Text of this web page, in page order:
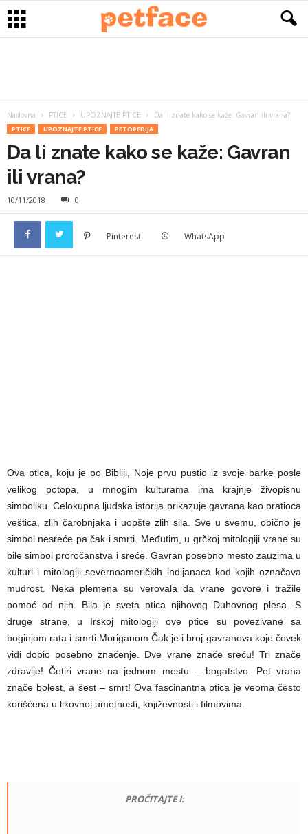
Naslovna PTICE UPOZNAJTE PTICE Da li znate kako se kaže: Gavran ili vrana?
PTICE UPOZNAJTE PTICE PETOPEDIJA
Da li znate kako se kaže: Gavran
ili vrana?
10/11/2018 0
Pinterest WhatsApp
Ova ptica, koju je po Bibliji, Noje prvu pustio iz svoje barke posle
velikog potopa, u mnogim kulturama ima krajnje živopisnu
simboliku. Celokupna ljudska istorija prikazuje gavrana kao pratioca
veštica, zlih čarobnjaka i uopšte zlih sila. Sve u svemu, obično je
simbol nesreće pa čak i smrti. Međutim, u grčkoj mitologiji vrane su
bile simbol proročanstva i sreće. Gavran posebno mesto zauzima u
kulturi i mitologiji severnoameričkih indijanaca kod kojih označava
mudrost. Neka plemena su verovala da vrane govore i tražile
pomoć od njih. Bila je sveta ptica njihovog Duhovnog plesa. S
druge strane, u Irskoj mitologiji ove ptice su povezivane sa
boginjom rata i smrti Moriganom.Čak je i broj gavranova koje čovek
vidi dobio posebno značenje. Dve vrane znače sreću! Tri znače
zdravlje! Četiri vrane na jednom mestu – bogatstvo. Pet vrana
znače bolest, a šest – smrt! Ova fascinantna ptica je veoma često
korišćena u likovnoj umetnosti, književnosti i filmovima.
PROČITAJTE I: